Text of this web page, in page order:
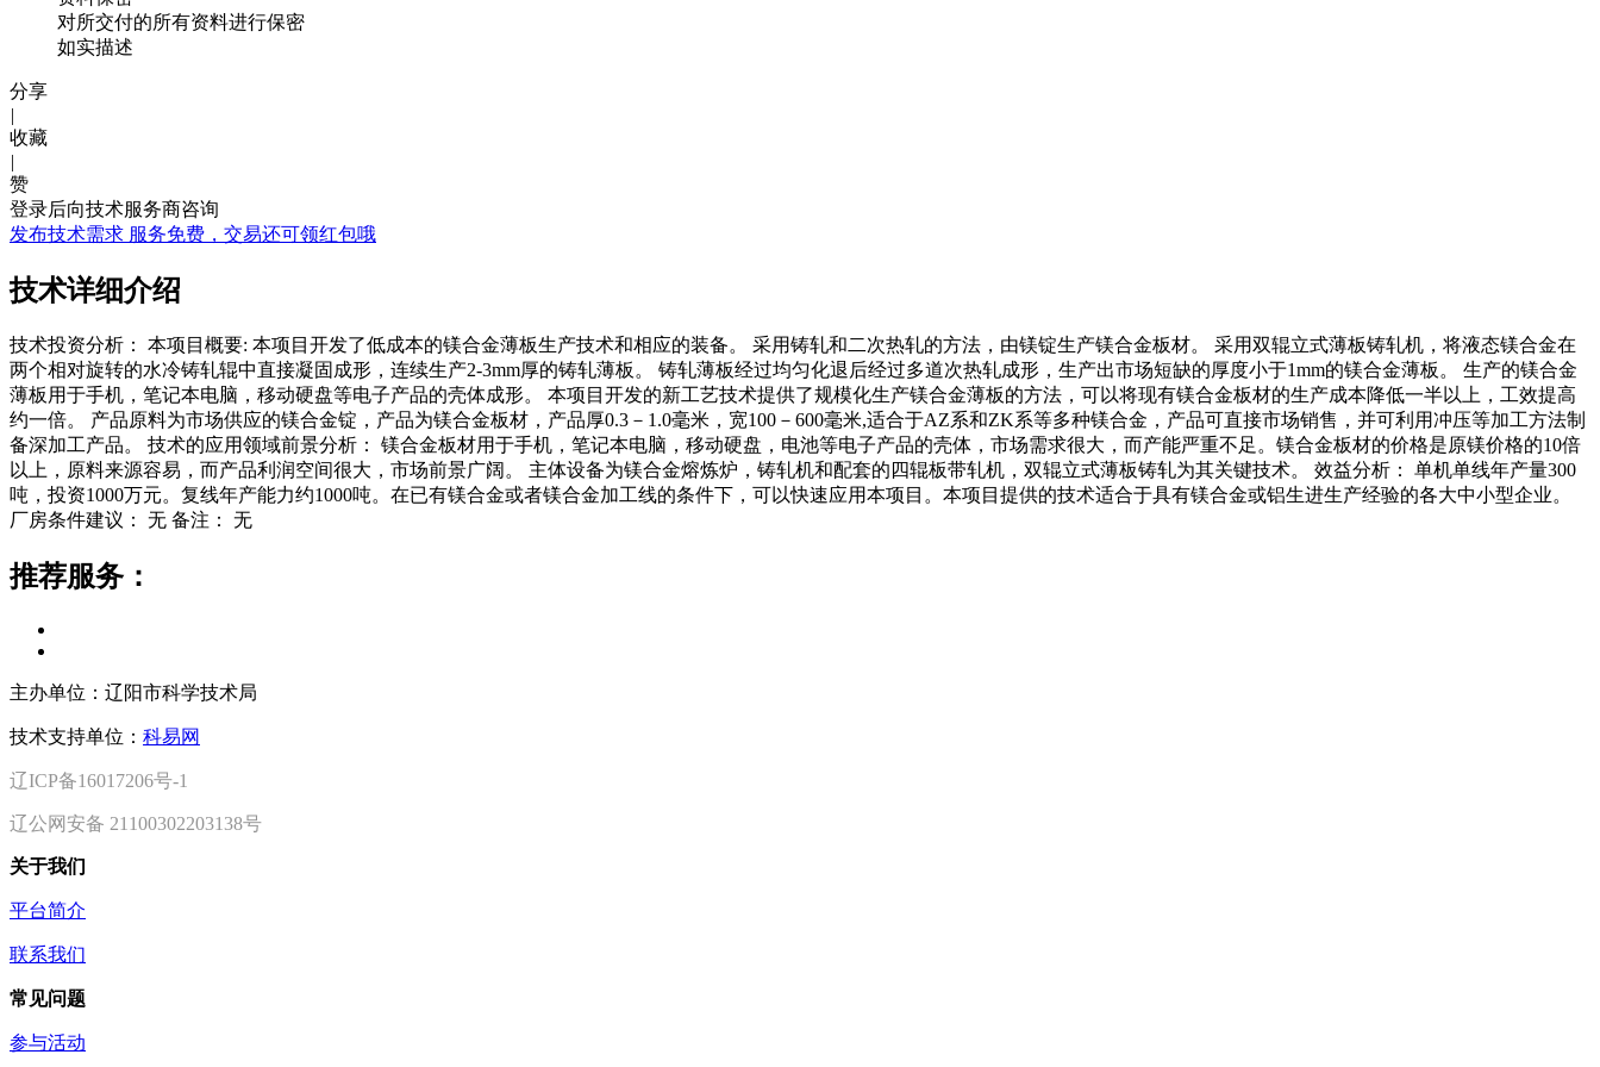
对所交付的所有资料进行保密
如实描述
分享
|
收藏
|
赞
登录后向技术服务商咨询
发布技术需求 服务免费，交易还可领红包哦
技术详细介绍
技术投资分析： 本项目概要: 本项目开发了低成本的镁合金薄板生产技术和相应的装备。 采用铸轧和二次热轧的方法，由镁锭生产镁合金板材。 采用双辊立式薄板铸轧机，将液态镁合金在
两个相对旋转的水冷铸轧辊中直接凝固成形，连续生产2-3mm厚的铸轧薄板。 铸轧薄板经过均匀化退后经过多道次热轧成形，生产出市场短缺的厚度小于1mm的镁合金薄板。 生产的镁合金
薄板用于手机，笔记本电脑，移动硬盘等电子产品的壳体成形。 本项目开发的新工艺技术提供了规模化生产镁合金薄板的方法，可以将现有镁合金板材的生产成本降低一半以上，工效提高
约一倍。 产品原料为市场供应的镁合金锭，产品为镁合金板材，产品厚0.3－1.0毫米，宽100－600毫米,适合于AZ系和ZK系等多种镁合金，产品可直接市场销售，并可利用冲压等加工方法制
备深加工产品。 技术的应用领域前景分析： 镁合金板材用于手机，笔记本电脑，移动硬盘，电池等电子产品的壳体，市场需求很大，而产能严重不足。镁合金板材的价格是原镁价格的10倍
以上，原料来源容易，而产品利润空间很大，市场前景广阔。 主体设备为镁合金熔炼炉，铸轧机和配套的四辊板带轧机，双辊立式薄板铸轧为其关键技术。 效益分析： 单机单线年产量300
吨，投资1000万元。复线年产能力约1000吨。在已有镁合金或者镁合金加工线的条件下，可以快速应用本项目。本项目提供的技术适合于具有镁合金或铝生进生产经验的各大中小型企业。
厂房条件建议： 无 备注： 无
推荐服务：
主办单位：辽阳市科学技术局
技术支持单位： 科易网
辽ICP备16017206号-1
辽公网安备 21100302203138号
关于我们
平台简介
联系我们
常见问题
参与活动